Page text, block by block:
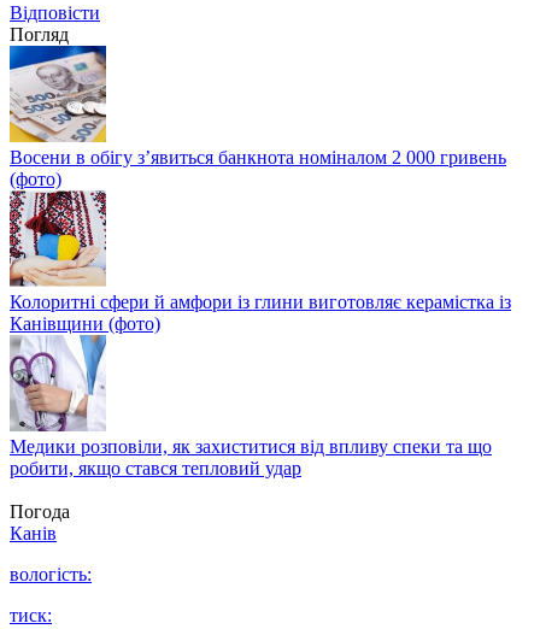
Відповіcти
Погляд
Восени в обігу з’явиться банкнота номіналом 2 000 гривень
(фото)
Колоритні сфери й амфори із глини виготовляє керамістка із
Канівщини (фото)
Медики розповіли, як захиститися від впливу спеки та що
робити, якщо стався тепловий удар
Погода
Канів
вологість:
тиск: